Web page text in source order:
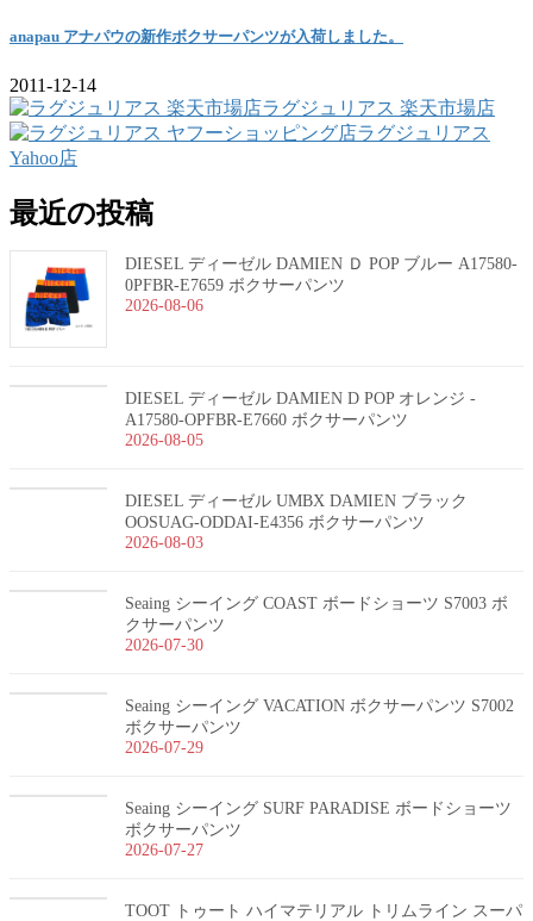
anapau アナパウの新作ボクサーパンツが入荷しました。
2011-12-14
ラグジュリアス 楽天市場店
ラグジュリアス
Yahoo店
最近の投稿
DIESEL ディーゼル DAMIEN Ｄ POP ブルー A17580-
0PFBR-E7659 ボクサーパンツ
2026-08-06
DIESEL ディーゼル DAMIEN D POP オレンジ -
A17580-OPFBR-E7660 ボクサーパンツ
2026-08-05
DIESEL ディーゼル UMBX DAMIEN ブラック
OOSUAG-ODDAI-E4356 ボクサーパンツ
2026-08-03
Seaing シーイング COAST ボードショーツ S7003 ボ
クサーパンツ
2026-07-30
Seaing シーイング VACATION ボクサーパンツ S7002
ボクサーパンツ
2026-07-29
Seaing シーイング SURF PARADISE ボードショーツ
ボクサーパンツ
2026-07-27
TOOT トゥート ハイマテリアル トリムライン スーパ